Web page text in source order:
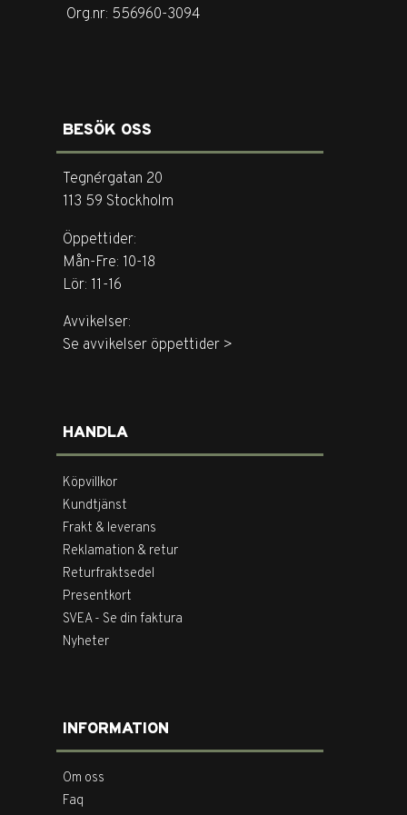
Org.nr: 556960-3094
BESÖK OSS
Tegnérgatan 20
113 59 Stockholm
Öppettider:
Mån-Fre: 10-18
Lör: 11-16
Avvikelser:
Se avvikelser öppettider >
HANDLA
Köpvillkor
Kundtjänst
Frakt & leverans
Reklamation & retur
Returfraktsedel
Presentkort
SVEA - Se din faktura
Nyheter
INFORMATION
Om oss
Faq